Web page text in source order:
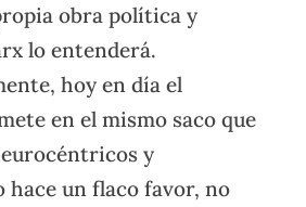
obra política y
lo entenderá.
hoy en día el
en el mismo saco que
y
hace un flaco favor, no